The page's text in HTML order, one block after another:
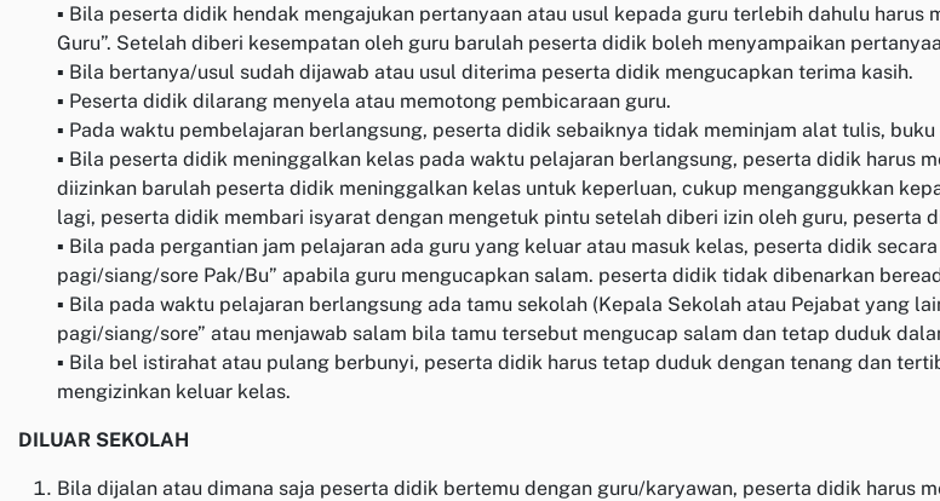
▪ Bila peserta didik hendak mengajukan pertanyaan atau usul kepada guru terlebih dahulu
Guru”. Setelah diberi kesempatan oleh guru barulah peserta didik boleh menyampaikan
▪ Bila bertanya/usul sudah dijawab atau usul diterima peserta didik mengucapkan terima kasih.
▪ Peserta didik dilarang menyela atau memotong pembicaraan guru.
▪ Pada waktu pembelajaran berlangsung, peserta didik sebaiknya tidak meminjam alat tulis,
▪ Bila peserta didik meninggalkan kelas pada waktu pelajaran berlangsung, peserta didik harus
diizinkan barulah peserta didik meninggalkan kelas untuk keperluan, cukup menganggukkan
lagi, peserta didik membari isyarat dengan mengetuk pintu setelah diberi izin oleh guru, peserta
▪ Bila pada pergantian jam pelajaran ada guru yang keluar atau masuk kelas, peserta didik
pagi/siang/sore Pak/Bu” apabila guru mengucapkan salam. peserta didik tidak dibenarkan
▪ Bila pada waktu pelajaran berlangsung ada tamu sekolah (Kepala Sekolah atau Pejabat yang
pagi/siang/sore” atau menjawab salam bila tamu tersebut mengucap salam dan tetap duduk
▪ Bila bel istirahat atau pulang berbunyi, peserta didik harus tetap duduk dengan tenang dan
mengizinkan keluar kelas.
DILUAR SEKOLAH
Bila dijalan atau dimana saja peserta didik bertemu dengan guru/karyawan, peserta didik harus